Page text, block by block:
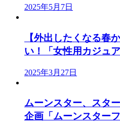
2025年5月7日
【外出したくなる春
い！「女性用カジュ
2025年3月27日
ムーンスター、スタ
企画「ムーンスター